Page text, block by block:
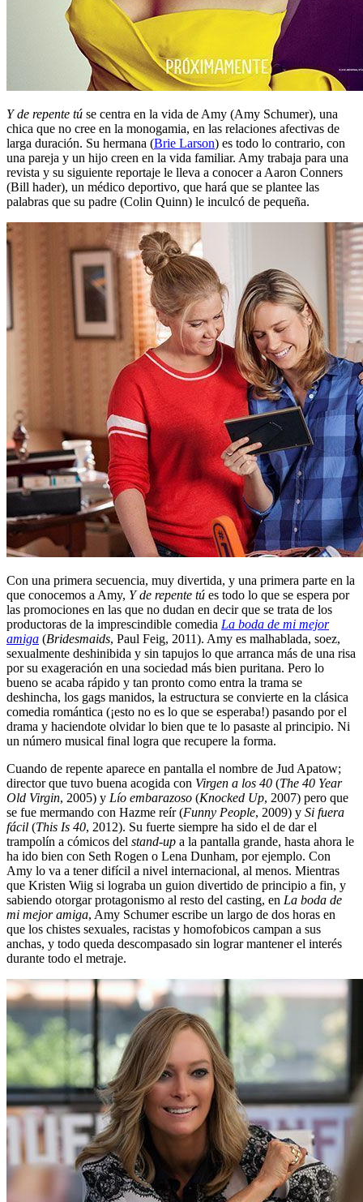
Y de repente tú se centra en la vida de Amy (Amy Schumer), una
chica que no cree en la monogamia, en las relaciones afectivas de
larga duración. Su hermana (Brie Larson) es todo lo contrario, con
una pareja y un hijo creen en la vida familiar. Amy trabaja para una
revista y su siguiente reportaje le lleva a conocer a Aaron Conners
(Bill hader), un médico deportivo, que hará que se plantee las
palabras que su padre (Colin Quinn) le inculcó de pequeña.
Con una primera secuencia, muy divertida, y una primera parte en la
que conocemos a Amy, Y de repente tú es todo lo que se espera por
las promociones en las que no dudan en decir que se trata de los
productoras de la imprescindible comedia La boda de mi mejor
amiga (Bridesmaids, Paul Feig, 2011). Amy es malhablada, soez,
sexualmente deshinibida y sin tapujos lo que arranca más de una risa
por su exageración en una sociedad más bien puritana. Pero lo
bueno se acaba rápido y tan pronto como entra la trama se
deshincha, los gags manidos, la estructura se convierte en la clásica
comedia romántica (¡esto no es lo que se esperaba!) pasando por el
drama y haciendote olvidar lo bien que te lo pasaste al principio. Ni
un número musical final logra que recupere la forma.
Cuando de repente aparece en pantalla el nombre de Jud Apatow;
director que tuvo buena acogida con Virgen a los 40 (The 40 Year
Old Virgin, 2005) y Lío embarazoso (Knocked Up, 2007) pero que
se fue mermando con Hazme reír (Funny People, 2009) y Si fuera
fácil (This Is 40, 2012). Su fuerte siempre ha sido el de dar el
trampolín a cómicos del stand-up a la pantalla grande, hasta ahora le
ha ido bien con Seth Rogen o Lena Dunham, por ejemplo. Con
Amy lo va a tener difícil a nivel internacional, al menos. Mientras
que Kristen Wiig si lograba un guion divertido de principio a fin, y
sabiendo otorgar protagonismo al resto del casting, en La boda de
mi mejor amiga, Amy Schumer escribe un largo de dos horas en
que los chistes sexuales, racistas y homofobicos campan a sus
anchas, y todo queda descompasado sin lograr mantener el interés
durante todo el metraje.